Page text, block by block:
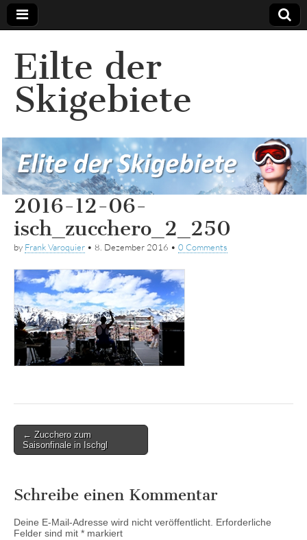
Eilte der
Skigebiete
2016-12-06-
isch_zucchero_2_250
by Frank Varoquier • 8. Dezember 2016 • 0 Comments
Post
navigation
← Zucchero zum
Saisonfinale in Ischgl
Schreibe einen Kommentar
Deine E-Mail-Adresse wird nicht veröffentlicht. Erforderliche
Felder sind mit * markiert